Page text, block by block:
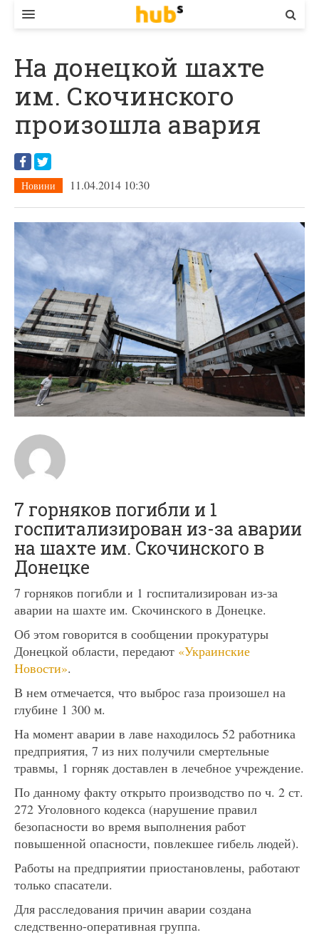
ЕКОНОМІКА
БІЗНЕС
СТАРТЕР
КОНТАКТИ
На донецкой шахте
им. Скочинского
произошла авария
Новини 11.04.2014 10:30
7 горняков погибли и 1
госпитализирован из-за аварии
на шахте им. Скочинского в
Донецке
7 горняков погибли и 1 госпитализирован из-за
аварии на шахте им. Скочинского в Донецке.
Об этом говорится в сообщении прокуратуры
Донецкой области, передают «Украинские
Новости».
В нем отмечается, что выброс газа произошел на
глубине 1 300 м.
На момент аварии в лаве находилось 52 работника
предприятия, 7 из них получили смертельные
травмы, 1 горняк доставлен в лечебное учреждение.
По данному факту открыто производство по ч. 2 ст.
272 Уголовного кодекса (нарушение правил
безопасности во время выполнения работ
повышенной опасности, повлекшее гибель людей).
Работы на предприятии приостановлены, работают
только спасатели.
Для расследования причин аварии создана
следственно-оперативная группа.